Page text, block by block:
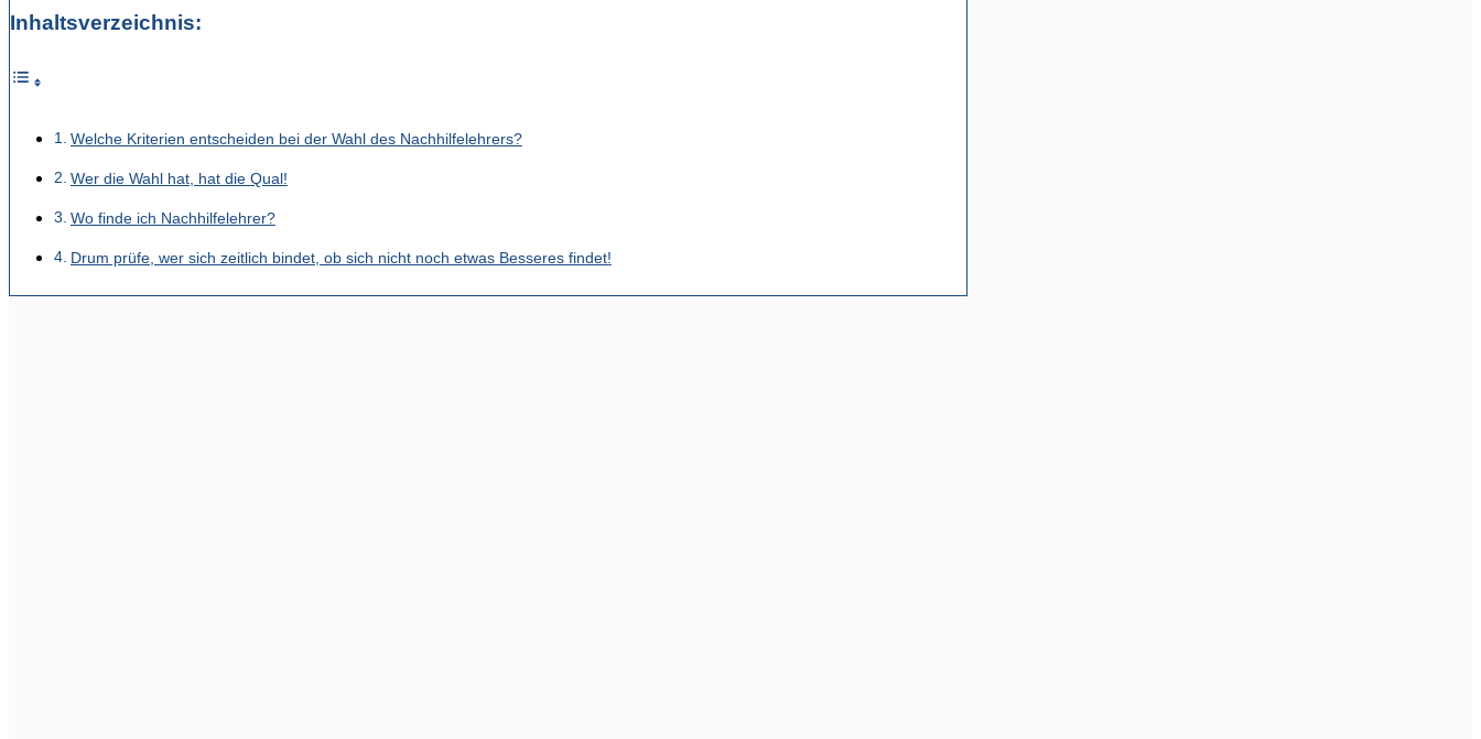
Inhaltsverzeichnis:
Welche Kriterien entscheiden bei der Wahl des Nachhilfelehrers?
Wer die Wahl hat, hat die Qual!
Wo finde ich Nachhilfelehrer?
Drum prüfe, wer sich zeitlich bindet, ob sich nicht noch etwas Besseres findet!